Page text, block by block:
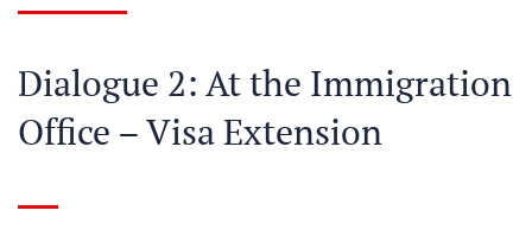
Dialogue 2: At the Immigration
Office – Visa Extension